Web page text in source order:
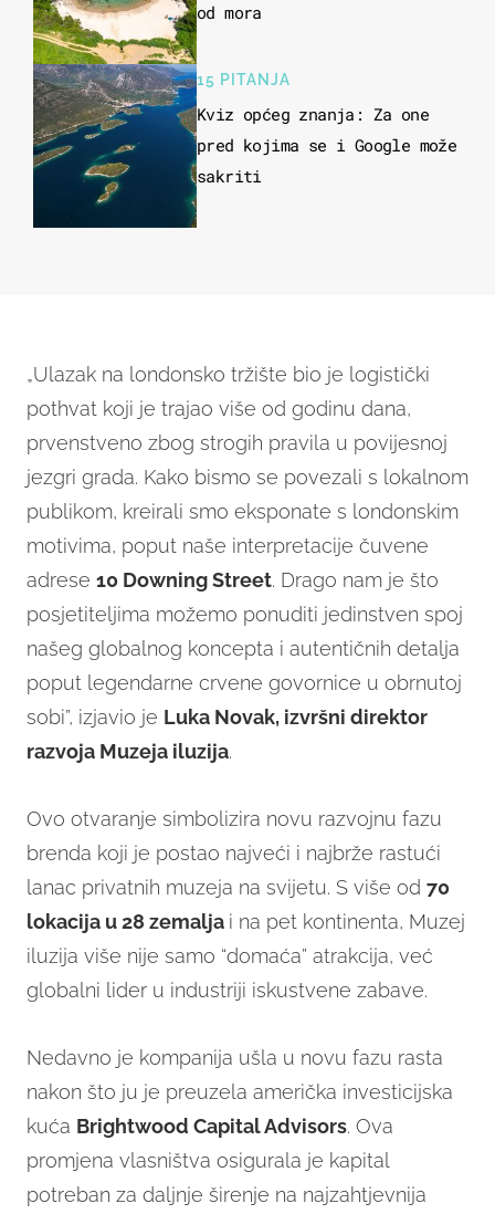
od mora
15 PITANJA
Kviz općeg znanja: Za one
pred kojima se i Google može
sakriti
„Ulazak na londonsko tržište bio je logistički
pothvat koji je trajao više od godinu dana,
prvenstveno zbog strogih pravila u povijesnoj
jezgri grada. Kako bismo se povezali s lokalnom
publikom, kreirali smo eksponate s londonskim
motivima, poput naše interpretacije čuvene
adrese 10 Downing Street. Drago nam je što
posjetiteljima možemo ponuditi jedinstven spoj
našeg globalnog koncepta i autentičnih detalja
poput legendarne crvene govornice u obrnutoj
sobi”, izjavio je Luka Novak, izvršni direktor
razvoja Muzeja iluzija.
Ovo otvaranje simbolizira novu razvojnu fazu
brenda koji je postao najveći i najbrže rastući
lanac privatnih muzeja na svijetu. S više od 70
lokacija u 28 zemalja i na pet kontinenta, Muzej
iluzija više nije samo “domaća” atrakcija, već
globalni lider u industriji iskustvene zabave.
Nedavno je kompanija ušla u novu fazu rasta
nakon što ju je preuzela američka investicijska
kuća Brightwood Capital Advisors. Ova
promjena vlasništva osigurala je kapital
potreban za daljnje širenje na najzahtjevnija